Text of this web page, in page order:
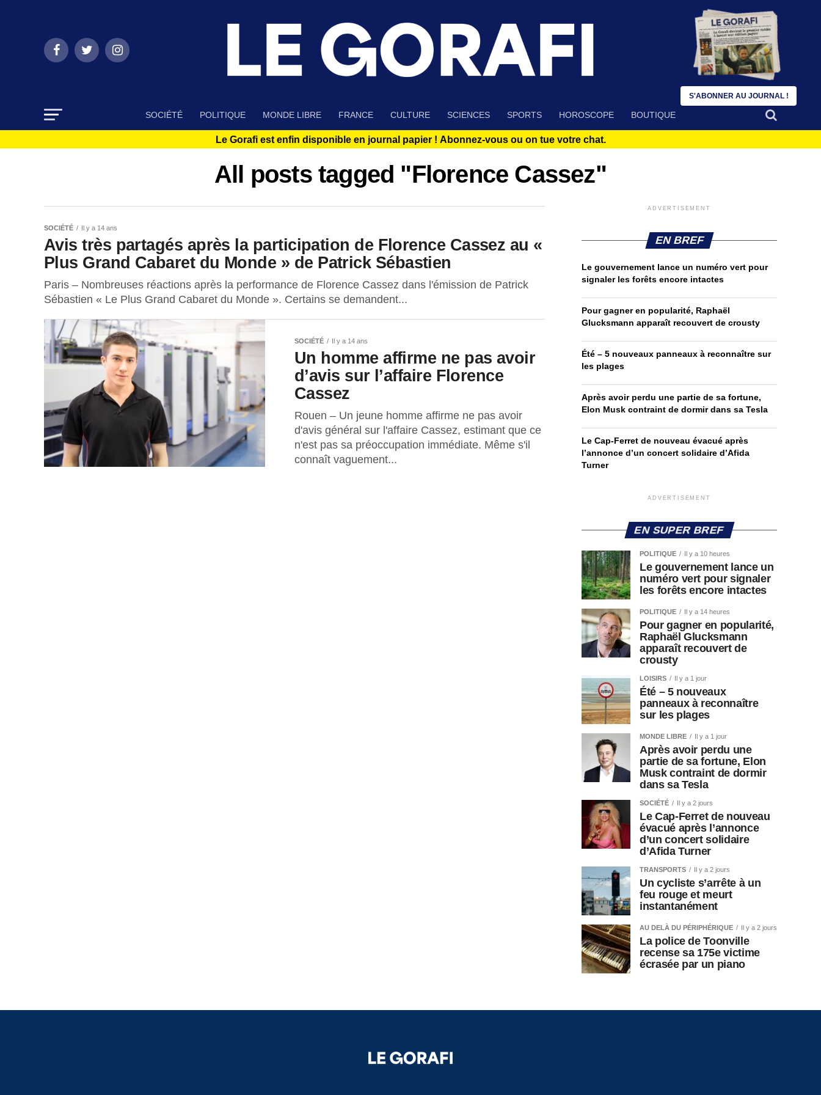
SOCIÉTÉ POLITIQUE MONDE LIBRE FRANCE CULTURE SCIENCES SPORTS HOROSCOPE BOUTIQUE
Le Gorafi est enfin disponible en journal papier ! Abonnez-vous ou on tue votre chat.
All posts tagged "Florence Cassez"
SOCIÉTÉ Il y a 14 ans
Avis très partagés après la participation de Florence Cassez au «
Plus Grand Cabaret du Monde » de Patrick Sébastien
Paris – Nombreuses réactions après la performance de Florence Cassez dans l'émission de Patrick
Sébastien « Le Plus Grand Cabaret du Monde ». Certains se demandent...
SOCIÉTÉ Il y a 14 ans
Un homme affirme ne pas avoir
d’avis sur l’affaire Florence
Cassez
Rouen – Un jeune homme affirme ne pas avoir
d'avis général sur l'affaire Cassez, estimant que ce
n'est pas sa préoccupation immédiate. Même s'il
connaît vaguement...
ADVERTISEMENT
EN BREF
Le gouvernement lance un numéro vert pour
signaler les forêts encore intactes
Pour gagner en popularité, Raphaël
Glucksmann apparaît recouvert de crousty
Été – 5 nouveaux panneaux à reconnaître sur
les plages
Après avoir perdu une partie de sa fortune,
Elon Musk contraint de dormir dans sa Tesla
Le Cap-Ferret de nouveau évacué après
l’annonce d’un concert solidaire d’Afida
Turner
ADVERTISEMENT
EN SUPER BREF
POLITIQUE Il y a 10 heures
Le gouvernement lance un
numéro vert pour signaler
les forêts encore intactes
POLITIQUE Il y a 14 heures
Pour gagner en popularité,
Raphaël Glucksmann
apparaît recouvert de
crousty
LOISIRS Il y a 1 jour
Été – 5 nouveaux
panneaux à reconnaître
sur les plages
MONDE LIBRE Il y a 1 jour
Après avoir perdu une
partie de sa fortune, Elon
Musk contraint de dormir
dans sa Tesla
SOCIÉTÉ Il y a 2 jours
Le Cap-Ferret de nouveau
évacué après l’annonce
d’un concert solidaire
d’Afida Turner
TRANSPORTS Il y a 2 jours
Un cycliste s’arrête à un
feu rouge et meurt
instantanément
AU DELÀ DU PÉRIPHÉRIQUE Il y a 2 jours
La police de Toonville
recense sa 175e victime
écrasée par un piano
S'ABONNER AU JOURNAL !